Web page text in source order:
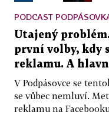
PODCAST
Utajený
první volby,
reklamu. A
V Podpásovce se
se vůbec nemluví.
reklamu na